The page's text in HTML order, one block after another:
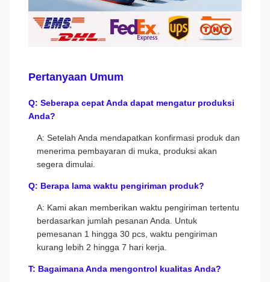
Pertanyaan Umum
Q: Seberapa cepat Anda dapat mengatur produksi
Anda?
A: Setelah Anda mendapatkan konfirmasi produk dan
menerima pembayaran di muka, produksi akan
segera dimulai.
Q: Berapa lama waktu pengiriman produk?
A: Kami akan memberikan waktu pengiriman tertentu
berdasarkan jumlah pesanan Anda. Untuk
pemesanan 1 hingga 30 pcs, waktu pengiriman
kurang lebih 2 hingga 7 hari kerja.
T: Bagaimana Anda mengontrol kualitas Anda?